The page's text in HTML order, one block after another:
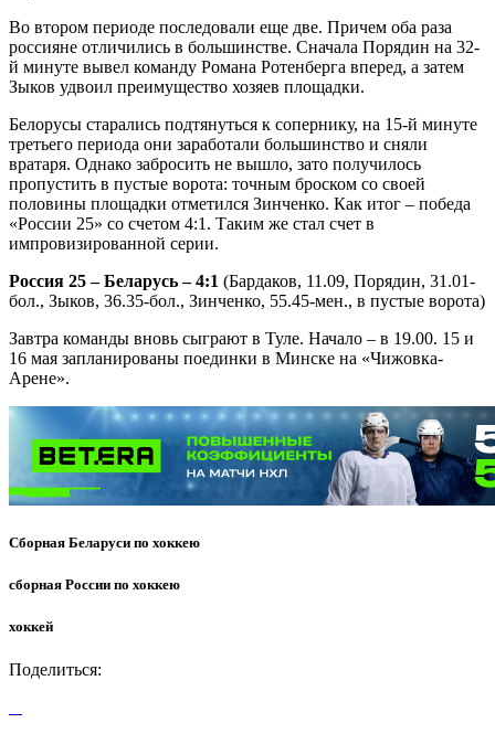
Во втором периоде последовали еще две. Причем оба раза
россияне отличились в большинстве. Сначала Порядин на 32-
й минуте вывел команду Романа Ротенберга вперед, а затем
Зыков удвоил преимущество хозяев площадки.
Белорусы старались подтянуться к сопернику, на 15-й минуте
третьего периода они заработали большинство и сняли
вратаря. Однако забросить не вышло, зато получилось
пропустить в пустые ворота: точным броском со своей
половины площадки отметился Зинченко. Как итог – победа
«России 25» со счетом 4:1. Таким же стал счет в
импровизированной серии.
Россия 25 – Беларусь – 4:1 (Бардаков, 11.09, Порядин, 31.01-
бол., Зыков, 36.35-бол., Зинченко, 55.45-мен., в пустые ворота)
Завтра команды вновь сыграют в Туле. Начало – в 19.00. 15 и
16 мая запланированы поединки в Минске на «Чижовка-
Арене».
Сборная Беларуси по хоккею
сборная России по хоккею
хоккей
Поделиться: